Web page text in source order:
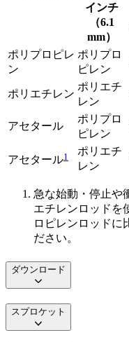
インチ
（6.1
mm）
ポリプロピレ
ン
ポリプロ
ピレン
ポリエチレン
ポリエチ
レン
アセタール
ポリプロ
ピレン
アセタール1
ポリエチ
レン
急な始動・停止や
エチレンロッドを
ロピレンロッドに
ださい。
ダウンロード
スプロケット